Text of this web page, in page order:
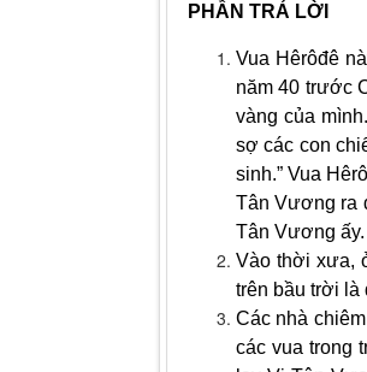
PHẦN TRẢ LỜI
Vua Hêrôđê
năm 40 trước
vàng của
sợ các con
sinh.” Vua
Tân Vương ra
Tân Vương ấy.
Vào thời xưa,
trên bầu trời là
Các nhà
các vua trong